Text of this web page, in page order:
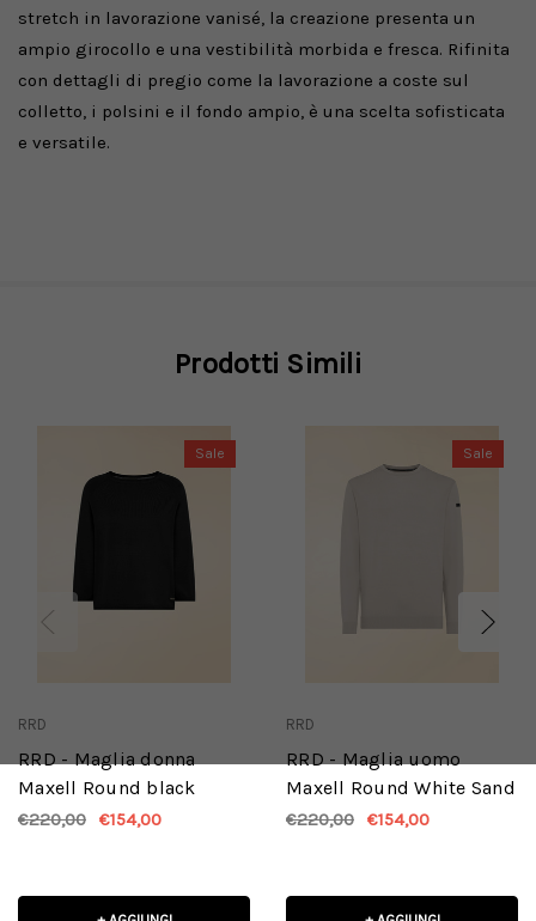
stretch in lavorazione vanisé, la creazione presenta un
ampio girocollo e una vestibilità morbida e fresca. Rifinita
con dettagli di pregio come la lavorazione a coste sul
colletto, i polsini e il fondo ampio, è una scelta sofisticata
e versatile.
Prodotti Simili
Sale
RRD
RRD - Maglia donna
Maxell Round black
€220,00 €154,00
Sale
RRD
RRD - Maglia uomo
Maxell Round White Sand
€220,00 €154,00